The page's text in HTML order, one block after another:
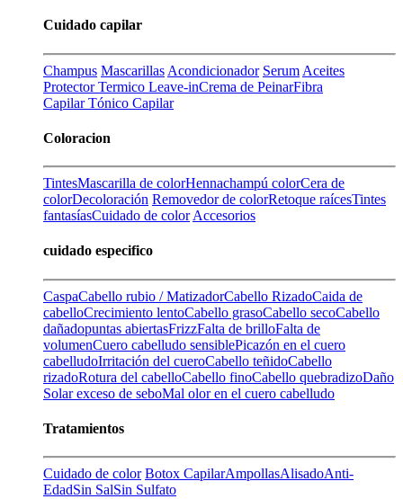
Cuidado capilar
Champus Mascarillas Acondicionador Serum Aceites
Protector Termico Leave-inCrema de PeinarFibra
CapilarTónico Capilar
Coloracion
TintesMascarilla de colorHennachampú colorCera de
colorDecoloración Removedor de colorRetoque raícesTintes
fantasíasCuidado de color Accesorios
cuidado especifico
CaspaCabello rubio / MatizadorCabello RizadoCaida de
cabelloCrecimiento lentoCabello grasoCabello secoCabello
dañadopuntas abiertasFrizzFalta de brilloFalta de
volumenCuero cabelludo sensiblePicazón en el cuero
cabelludoIrritación del cueroCabello teñidoCabello
rizadoRotura del cabelloCabello finoCabello quebradizoDaño
Solarexceso de seboMal olor en el cuero cabelludo
Tratamientos
Cuidado de color Botox CapilarAmpollasAlisadoAnti-
EdadSin SalSin Sulfato